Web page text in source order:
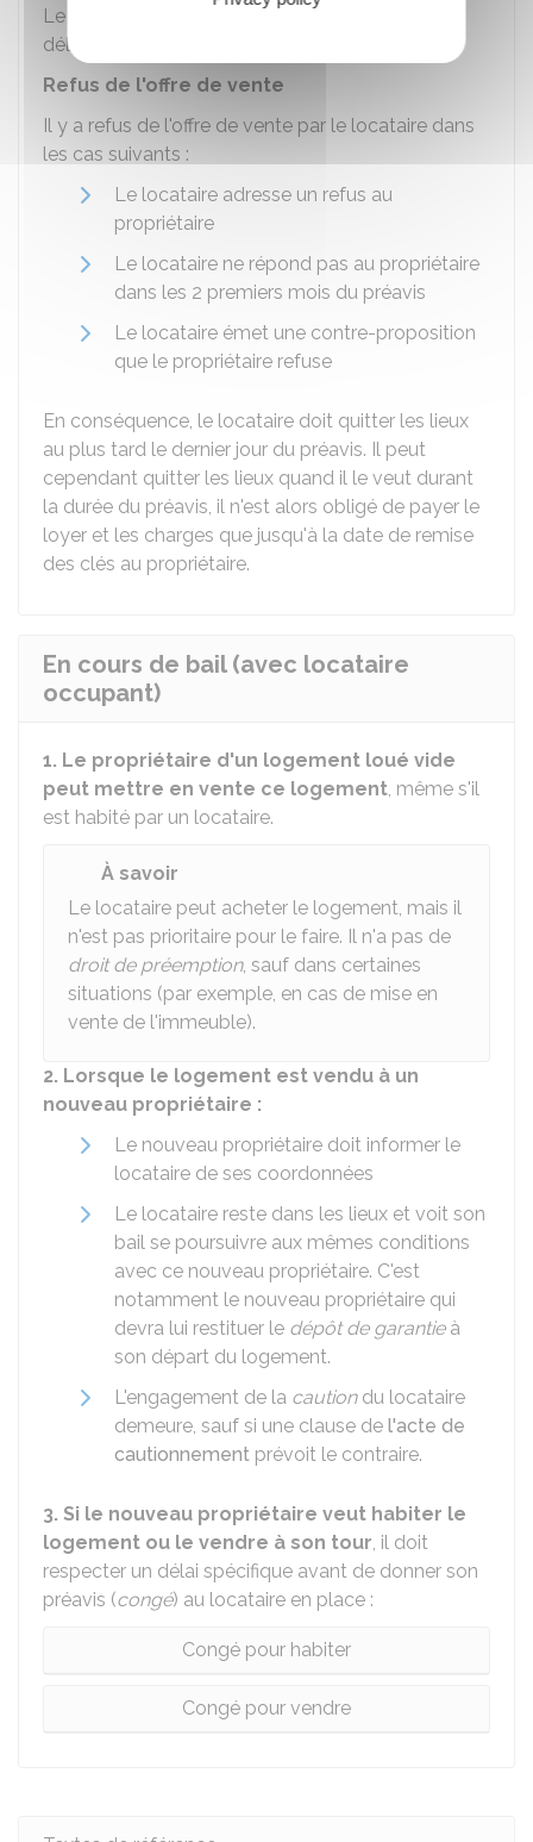
Le délai de préavis est prolongé jusqu'à la fin du
délai de réalisation de la vente.
Refus de l'offre de vente
Il y a refus de l'offre de vente par le locataire dans
les cas suivants :
Le locataire adresse un refus au
propriétaire
Le locataire ne répond pas au propriétaire
dans les 2 premiers mois du préavis
Le locataire émet une contre-proposition
que le propriétaire refuse
En conséquence, le locataire doit quitter les lieux
au plus tard le dernier jour du préavis. Il peut
cependant quitter les lieux quand il le veut durant
la durée du préavis, il n'est alors obligé de payer le
loyer et les charges que jusqu'à la date de remise
des clés au propriétaire.
En cours de bail (avec locataire
occupant)
1. Le propriétaire d'un logement loué vide
peut mettre en vente ce logement, même s'il
est habité par un locataire.
À savoir
Le locataire peut acheter le logement, mais il
n'est pas prioritaire pour le faire. Il n'a pas de
droit de préemption, sauf dans certaines
situations (par exemple, en cas de mise en
vente de l'immeuble).
2. Lorsque le logement est vendu à un
nouveau propriétaire :
Le nouveau propriétaire doit informer le
locataire de ses coordonnées
Le locataire reste dans les lieux et voit son
bail se poursuivre aux mêmes conditions
avec ce nouveau propriétaire. C'est
notamment le nouveau propriétaire qui
devra lui restituer le dépôt de garantieà
son départ du logement.
L'engagement de la cautiondu locataire
demeure, sauf si une clause de l'acte de
cautionnement prévoit le contraire.
3. Si le nouveau propriétaire veut habiter le
logement ou le vendre à son tour, il doit
respecter un délai spécifique avant de donner son
préavis (congé) au locataire en place :
Congé pour habiter
Congé pour vendre